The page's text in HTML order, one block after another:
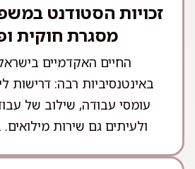
זכויות הסטודנט
מסגרת חוקית
החיים האקדמיים
באינטנסיביות רבה: דרישות
עומסי עבודה, שילוב של
ולעיתים גם שירות